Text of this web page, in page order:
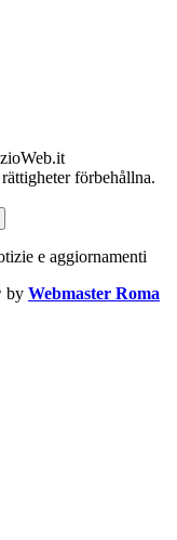
förbehållna.
e aggiornamenti
by Webmaster Roma